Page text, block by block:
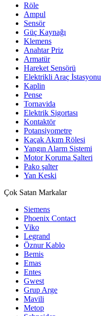
Röle
Ampul
Sensör
Güç Kaynağı
Klemens
Anahtar Priz
Armatür
Hareket Sensörü
Elektrikli Araç İstasyonu
Kaplin
Pense
Tornavida
Elektrik Sigortası
Kontaktör
Potansiyometre
Kaçak Akım Rölesi
Yangın Alarm Sistemi
Motor Koruma Şalteri
Pako şalter
Yan Keski
Çok Satan Markalar
Siemens
Phoenix Contact
Viko
Legrand
Öznur Kablo
Bemis
Emas
Entes
Gwest
Grup Arge
Mavili
Metop